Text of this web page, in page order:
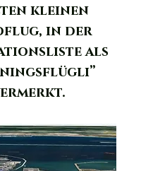
kleinen
in der
als